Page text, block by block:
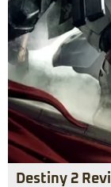
Destiny 2